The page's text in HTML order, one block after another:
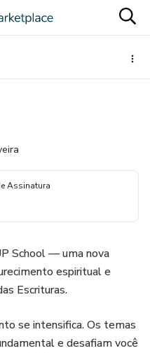
Assinatura
School — uma nova
espiritual e
Escrituras.
se intensifica. Os temas
e desafiam você